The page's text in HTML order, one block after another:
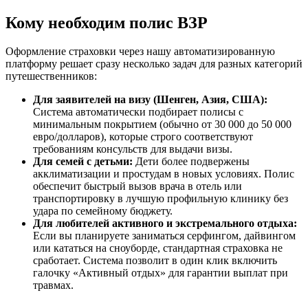
Кому необходим полис ВЗР
Оформление страховки через нашу автоматизированную
платформу решает сразу несколько задач для разных категорий
путешественников:
Для заявителей на визу (Шенген, Азия, США):
Система автоматически подбирает полисы с
минимальным покрытием (обычно от 30 000 до 50 000
евро/долларов), которые строго соответствуют
требованиям консульств для выдачи визы.
Для семей с детьми: Дети более подвержены
акклиматизации и простудам в новых условиях. Полис
обеспечит быстрый вызов врача в отель или
транспортировку в лучшую профильную клинику без
удара по семейному бюджету.
Для любителей активного и экстремального отдыха:
Если вы планируете заниматься серфингом, дайвингом
или кататься на сноуборде, стандартная страховка не
сработает. Система позволит в один клик включить
галочку «Активный отдых» для гарантии выплат при
травмах.